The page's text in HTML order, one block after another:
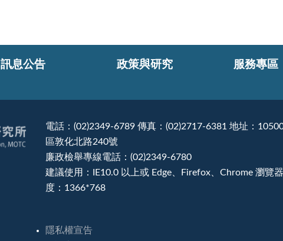
訊息公告 政策與研究 服務專區
電話：(02)2349-6789 傳真：(02)2717-6381 地址：
區敦化北路240號
廉政檢舉專線電話：(02)2349-6780
建議使用：IE10.0 以上或 Edge、Firefox、Chrome 瀏覽
度：1366*768
隱私權宣告